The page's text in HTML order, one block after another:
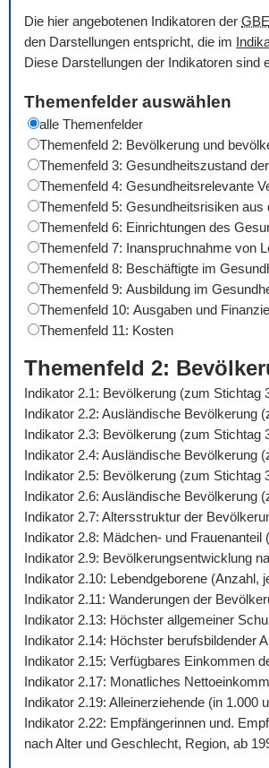
Die hier angebotenen Indikatoren der GBE
den Darstellungen entspricht, die im
Diese Darstellungen der Indikatoren
Themenfelder auswählen
alle Themenfelder
Themenfeld 2: Bevölkerung und
Themenfeld 3: Gesundheitszustand
Themenfeld 4: Gesundheitsrelevante
Themenfeld 5: Gesundheitsrisiken aus
Themenfeld 6: Einrichtungen des
Themenfeld 7: Inanspruchnahme von
Themenfeld 8: Beschäftigte im
Themenfeld 9: Ausbildung im
Themenfeld 10: Ausgaben und
Themenfeld 11: Kosten
Themenfeld 2:
Indikator 2.1: Bevölkerung (zum
Indikator 2.2: Ausländische Bevölkerung
Indikator 2.3: Bevölkerung (zum Stichtag
Indikator 2.4: Ausländische Bevölkerung
Indikator 2.5: Bevölkerung (zum
Indikator 2.6: Ausländische Bevölkerung
Indikator 2.7: Altersstruktur der
Indikator 2.8: Mädchen- und
Indikator 2.9: Bevölkerungsentwicklung
Indikator 2.10: Lebendgeborene (Anzahl,
Indikator 2.11: Wanderungen der
Indikator 2.13: Höchster allgemeiner
Indikator 2.14: Höchster berufsbildender
Indikator 2.15: Verfügbares Einkommen
Indikator 2.17: Monatliches
Indikator 2.19: Alleinerziehende (in 1.000
Indikator 2.22: Empfängerinnen und.
nach Alter und Geschlecht, Region, ab